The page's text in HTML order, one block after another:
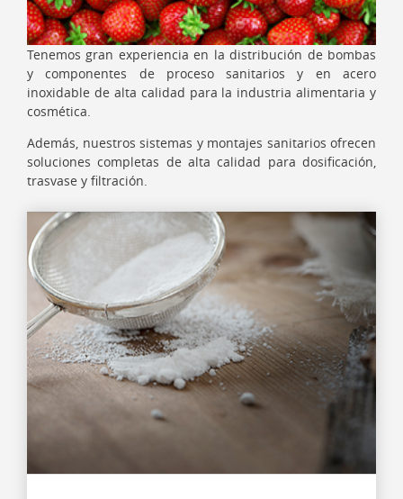
Tenemos gran experiencia en la distribución de bombas
y componentes de proceso sanitarios y en acero
inoxidable de alta calidad para la industria alimentaria y
cosmética.
Además, nuestros sistemas y montajes sanitarios ofrecen
soluciones completas de alta calidad para dosificación,
trasvase y filtración.